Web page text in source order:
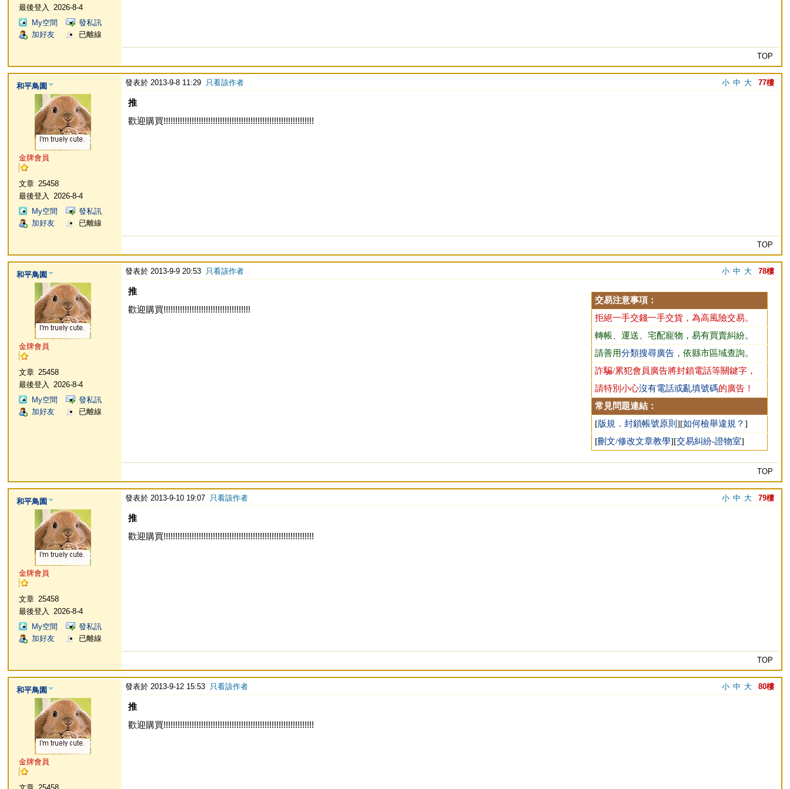
最後登入
2026-8-4
My空間
發私訊
加好友
已離線
TOP
和平鳥園
金牌會員
文章 25458
最後登入
2026-8-4
My空間
發私訊
加好友
已離線
77樓
大
中
小
發表於 2013-9-8 11:29 只看該作者
推
歡迎購買!!!!!!!!!!!!!!!!!!!!!!!!!!!!!!!!!!!!!!!!!!!!!!!!!!!!!!!!!!!!!!!!
TOP
和平鳥園
金牌會員
文章 25458
最後登入
2026-8-4
My空間
發私訊
加好友
已離線
78樓
大
中
小
發表於 2013-9-9 20:53 只看該作者
交易注意事項：
拒絕一手交錢一手交貨，為高風險交易。
轉帳、運送、宅配寵物，易有買賣糾紛。
請善用分類搜尋廣告 ，依縣市區域查詢。
詐騙/累犯會員廣告將封鎖電話等關鍵字，
請特別小心沒有電話或亂填號碼的廣告！
常見問題連結：
[版規．封鎖帳號原則][如何檢舉違規？]
[刪文/修改文章教學][交易糾紛-證物室]
推
歡迎購買!!!!!!!!!!!!!!!!!!!!!!!!!!!!!!!!!!!!!
TOP
和平鳥園
金牌會員
文章 25458
最後登入
2026-8-4
My空間
發私訊
加好友
已離線
79樓
大
中
小
發表於 2013-9-10 19:07 只看該作者
推
歡迎購買!!!!!!!!!!!!!!!!!!!!!!!!!!!!!!!!!!!!!!!!!!!!!!!!!!!!!!!!!!!!!!!!
TOP
和平鳥園
金牌會員
80樓
大
中
小
發表於 2013-9-12 15:53 只看該作者
推
歡迎購買!!!!!!!!!!!!!!!!!!!!!!!!!!!!!!!!!!!!!!!!!!!!!!!!!!!!!!!!!!!!!!!!